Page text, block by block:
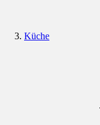
Küche